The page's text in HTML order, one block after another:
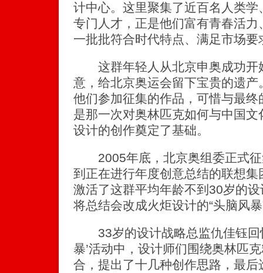
计中心。这里聚集了近百名人类
专门人才，正是他们富有青春活
一批批符合时代特点、满足市场要
这群年轻人从北京申奥成功开
意，给北京奥运会留下宝贵的遗
他们参加征集的作品，可惜与最
是那一次对奥林匹克如何与中国
设计的创作奠定了基础。
2005年底，北京奥组委正式征
到正在进行年度创意总结的联想
激活了这群平均年龄不到30岁的
将总结会改成火炬设计的“头脑风暴
33岁的设计战略总监仇佳钰回
暴’活动中，设计师们围绕奥林匹
合，提出了十几种创作思路，最